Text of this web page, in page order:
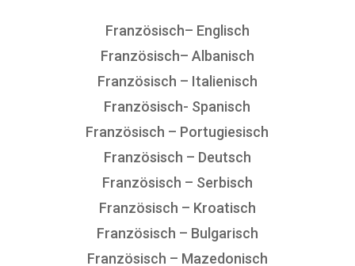
Französisch– Englisch
Französisch– Albanisch
Französisch – Italienisch
Französisch- Spanisch
Französisch – Portugiesisch
Französisch – Deutsch
Französisch – Serbisch
Französisch – Kroatisch
Französisch – Bulgarisch
Französisch – Mazedonisch